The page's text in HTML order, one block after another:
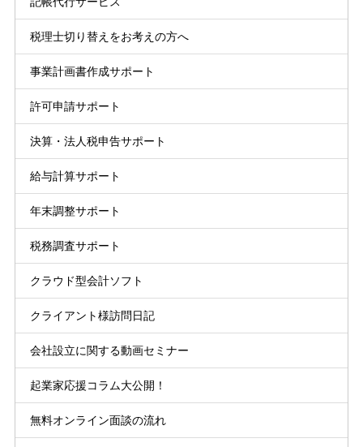
税理士切り替えをお考えの方へ
事業計画書作成サポート
許可申請サポート
決算・法人税申告サポート
給与計算サポート
年末調整サポート
税務調査サポート
クラウド型会計ソフト
クライアント様訪問日記
会社設立に関する動画セミナー
起業家応援コラム大公開！
無料オンライン面談の流れ